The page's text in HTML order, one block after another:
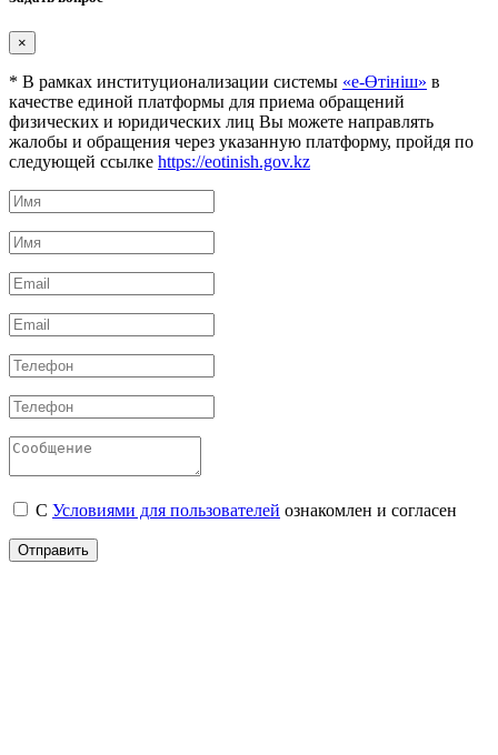
×
* В рамках институционализации системы «е-Өтініш» в
качестве единой платформы для приема обращений
физических и юридических лиц Вы можете направлять
жалобы и обращения через указанную платформу, пройдя по
следующей ссылке https://eotinish.gov.kz
С Условиями для пользователей ознакомлен и согласен
Отправить